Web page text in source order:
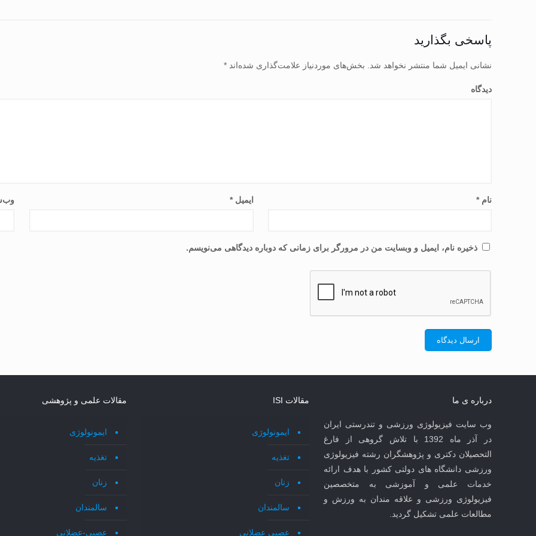
پاسخی بگذارید
نشانی ایمیل شما منتشر نخواهد شد. بخش‌های موردنیاز علامت‌گذاری شده‌اند*
دیدگاه
نام* ایمیل*
ذخیره نام، ایمیل و وبسایت من در مرورگر برای زمانی که دوباره دیدگاهی می‌نویسم.
درباره ی ما
وب سایت فیزیولوژی ورزشی و تندرستی ایران
در آذر ماه 1392 با تلاش گروهی از فارغ
التحصیلان دکتری و پژوهشگران رشته فیزیولوژی
ورزشی دانشگاه های دولتی کشور با هدف ارائه
خدمات علمی و آموزشی به متخصصین
فیزیولوژی ورزشی و علاقه مندان به ورزش و
مطالعات علمی تشکیل گردید.
مقالات ISI
ایمونولوژی
تغذیه
زنان
سالمندان
عصبی عضلانی
مقالات علمی و پژوهشی
ایمونولوژی
تغذیه
زنان
سالمندان
عصبی-عضلانی